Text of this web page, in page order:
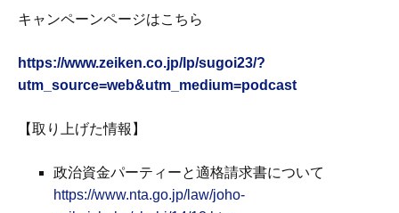
キャンペーンページはこちら
https://www.zeiken.co.jp/lp/sugoi23/?
utm_source=web&utm_medium=podcast
【取り上げた情報】
政治資金パーティーと適格請求書について
https://www.nta.go.jp/law/joho-